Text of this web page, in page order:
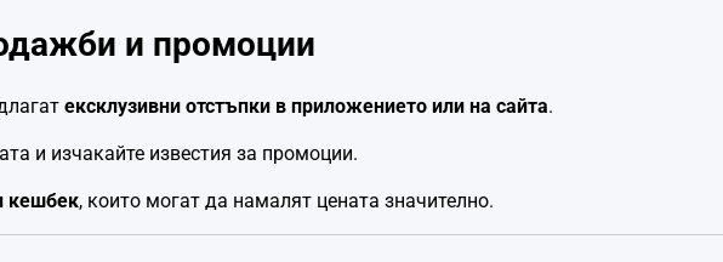
и промоции
ексклузивни отстъпки в приложението или на сайта.
и изчакайте известия за промоции.
кешбек, които могат да намалят цената значително.